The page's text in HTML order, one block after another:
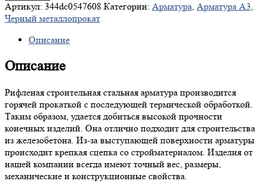
Артикул: 344dc0547608 Категории: Арматура, Арматура А3,
Черный металлопрокат
Описание
Описание
Рифленая строительная стальная арматура производится
горячей прокаткой с последующей термической обработкой.
Таким образом, удается добиться высокой прочности
конечных изделий. Она отлично подходит для строительства
из железобетона. Из-за выступающей поверхности арматуры
происходит крепкая сцепка со стройматериалом. Изделия от
нашей компании всегда имеют точный вес, размеры,
механические и конструкционные свойства.